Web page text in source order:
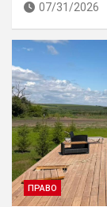
07/31/2026
ПРАВО